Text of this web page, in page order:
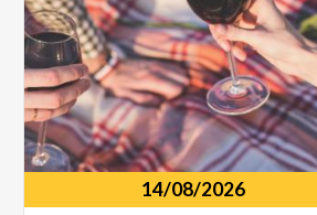
14/08/2026